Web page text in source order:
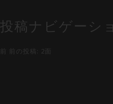
投稿ナビゲーシ
前 前の投稿: 2面